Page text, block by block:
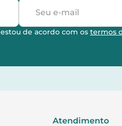
de acordo com os termos
Atendimento